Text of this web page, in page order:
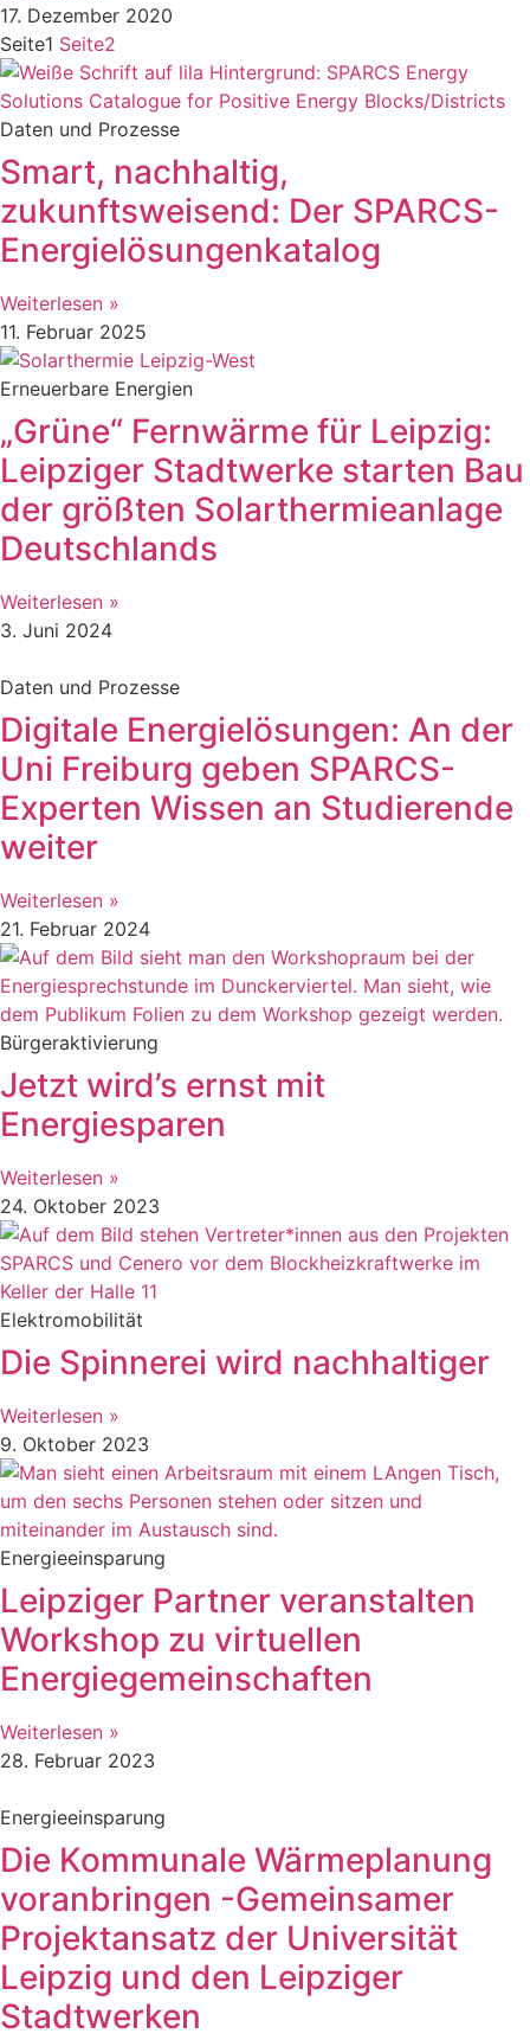
17. Dezember 2020
Seite1 Seite2
Daten und Prozesse
Smart, nachhaltig,
zukunftsweisend: Der SPARCS-
Energielösungenkatalog
Weiterlesen »
11. Februar 2025
Erneuerbare Energien
„Grüne“ Fernwärme für Leipzig:
Leipziger Stadtwerke starten Bau
der größten Solarthermieanlage
Deutschlands
Weiterlesen »
3. Juni 2024
Daten und Prozesse
Digitale Energielösungen: An der
Uni Freiburg geben SPARCS-
Experten Wissen an Studierende
weiter
Weiterlesen »
21. Februar 2024
Bürgeraktivierung
Jetzt wird’s ernst mit
Energiesparen
Weiterlesen »
24. Oktober 2023
Elektromobilität
Die Spinnerei wird nachhaltiger
Weiterlesen »
9. Oktober 2023
Energieeinsparung
Leipziger Partner veranstalten
Workshop zu virtuellen
Energiegemeinschaften
Weiterlesen »
28. Februar 2023
Energieeinsparung
Die Kommunale Wärmeplanung
voranbringen -Gemeinsamer
Projektansatz der Universität
Leipzig und den Leipziger
Stadtwerken